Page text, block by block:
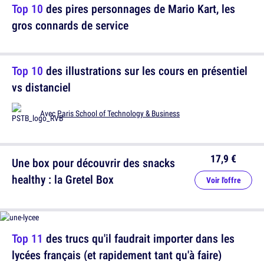
Top 10 des pires personnages de Mario Kart, les
gros connards de service
Une box pour découvrir des snacks
healthy : la Gretel Box
17,9 €
Voir l'offre
Top 10 des illustrations sur les cours en présentiel
vs distanciel
AvecParis School of Technology & Business
Top 11 des trucs qu'il faudrait importer dans les
lycées français (et rapidement tant qu'à faire)